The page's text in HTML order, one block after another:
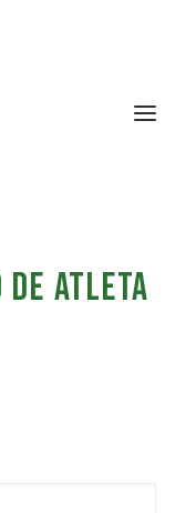
de Atleta